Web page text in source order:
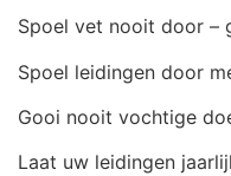
Spoel vet nooit door –
Spoel leidingen door
Gooi nooit vochtige
Laat uw leidingen